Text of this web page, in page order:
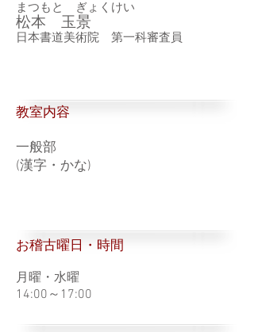
まつもと ぎょくけい
松本 玉景
日本書道美術院 第一科審査員
​教室内容
一般部
(漢字・かな)
お稽古曜日・時間
月曜・水曜
14:00～17:00